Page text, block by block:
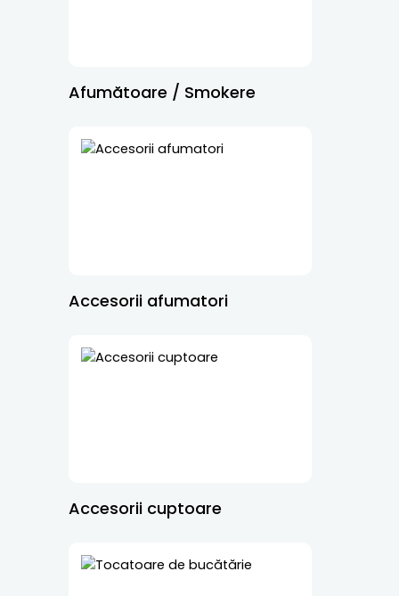
Afumătoare / Smokere
Accesorii afumatori
Accesorii cuptoare